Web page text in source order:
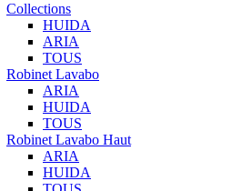
Collections
HUIDA
ARIA
TOUS
Robinet Lavabo
ARIA
HUIDA
TOUS
Robinet Lavabo Haut
ARIA
HUIDA